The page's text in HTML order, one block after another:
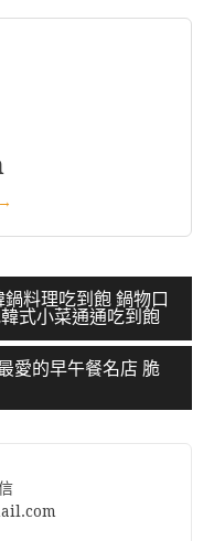
料理吃到飽 鍋物口
式小菜通通吃到飽
愛的早午餐名店 脆